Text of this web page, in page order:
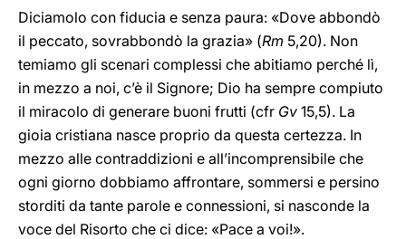
Diciamolo con fiducia e senza paura: «Dove abbondò
il peccato, sovrabbondò la grazia» (Rm 5,20). Non
temiamo gli scenari complessi che abitiamo perché lì,
in mezzo a noi, c’è il Signore; Dio ha sempre compiuto
il miracolo di generare buoni frutti (cfr Gv 15,5). La
gioia cristiana nasce proprio da questa certezza. In
mezzo alle contraddizioni e all’incomprensibile che
ogni giorno dobbiamo affrontare, sommersi e persino
storditi da tante parole e connessioni, si nasconde la
voce del Risorto che ci dice: «Pace a voi!».